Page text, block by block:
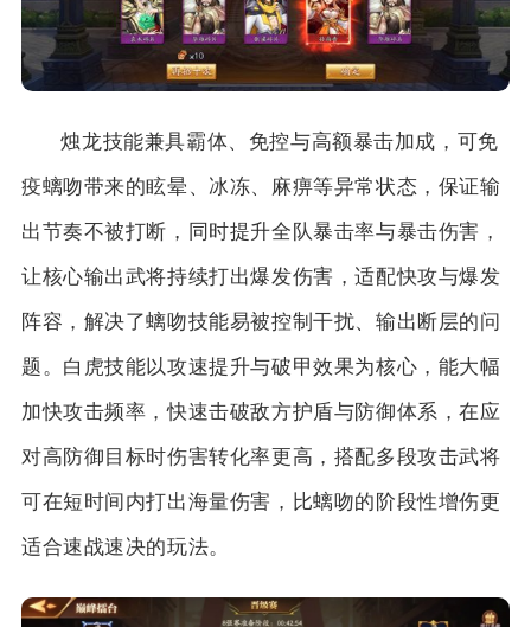
烛龙技能兼具霸体、免控与高额暴击加成，可免
疫螭吻带来的眩晕、冰冻、麻痹等异常状态，保证输
出节奏不被打断，同时提升全队暴击率与暴击伤害，
让核心输出武将持续打出爆发伤害，适配快攻与爆发
阵容，解决了螭吻技能易被控制干扰、输出断层的问
题。白虎技能以攻速提升与破甲效果为核心，能大幅
加快攻击频率，快速击破敌方护盾与防御体系，在应
对高防御目标时伤害转化率更高，搭配多段攻击武将
可在短时间内打出海量伤害，比螭吻的阶段性增伤更
适合速战速决的玩法。